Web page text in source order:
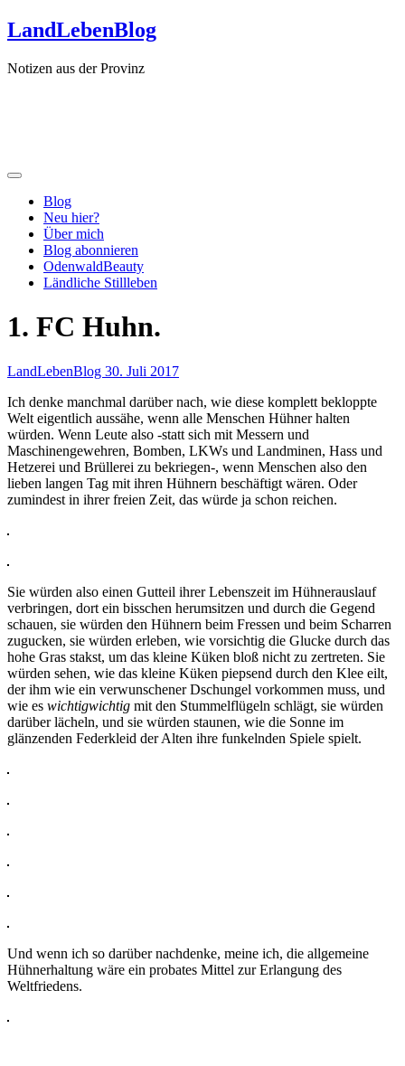
Zum
Inhalt
LandLebenBlog
Notizen aus der Provinz
Blog
Neu hier?
Über mich
Blog abonnieren
OdenwaldBeauty
Ländliche Stillleben
1. FC Huhn.
LandLebenBlog 30. Juli 2017
Ich denke manchmal darüber nach, wie diese komplett bekloppte
Welt eigentlich aussähe, wenn alle Menschen Hühner halten
würden. Wenn Leute also -statt sich mit Messern und
Maschinengewehren, Bomben, LKWs und Landminen, Hass und
Hetzerei und Brüllerei zu bekriegen-, wenn Menschen also den
lieben langen Tag mit ihren Hühnern beschäftigt wären. Oder
zumindest in ihrer freien Zeit, das würde ja schon reichen.
Sie würden also einen Gutteil ihrer Lebenszeit im Hühnerauslauf
verbringen, dort ein bisschen herumsitzen und durch die Gegend
schauen, sie würden den Hühnern beim Fressen und beim Scharren
zugucken, sie würden erleben, wie vorsichtig die Glucke durch das
hohe Gras stakst, um das kleine Küken bloß nicht zu zertreten. Sie
würden sehen, wie das kleine Küken piepsend durch den Klee eilt,
der ihm wie ein verwunschener Dschungel vorkommen muss, und
wie es wichtigwichtig mit den Stummelflügeln schlägt, sie würden
darüber lächeln, und sie würden staunen, wie die Sonne im
glänzenden Federkleid der Alten ihre funkelnden Spiele spielt.
Und wenn ich so darüber nachdenke, meine ich, die allgemeine
Hühnerhaltung wäre ein probates Mittel zur Erlangung des
Weltfriedens.